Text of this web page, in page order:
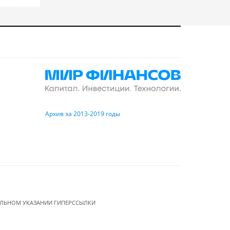
Архив за 2013-2019 годы
УКАЗАНИИ ГИПЕРССЫЛКИ